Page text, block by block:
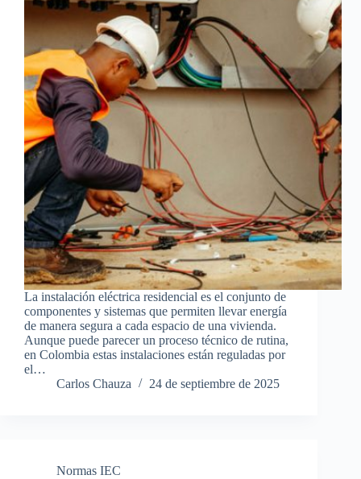
La instalación eléctrica residencial es el conjunto de
componentes y sistemas que permiten llevar energía
de manera segura a cada espacio de una vivienda.
Aunque puede parecer un proceso técnico de rutina,
en Colombia estas instalaciones están reguladas por
el…
Carlos Chauza
24 de septiembre de 2025
Normas IEC